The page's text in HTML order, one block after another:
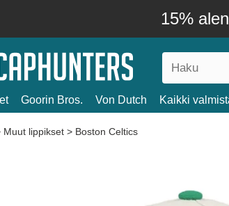
15%
Goorin Bros. Von Dutch Kaikki
Muut lippikset > Boston Celtics